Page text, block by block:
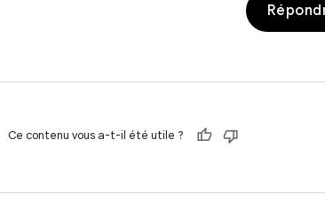
Ce contenu vous a-t-il été utile ?